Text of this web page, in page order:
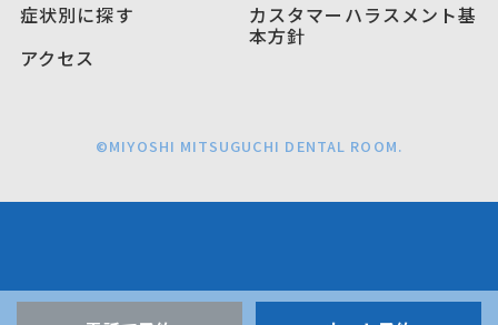
症状別に探す
アクセス
カスタマーハラスメント基
本方針
©MIYOSHI MITSUGUCHI DENTAL ROOM.